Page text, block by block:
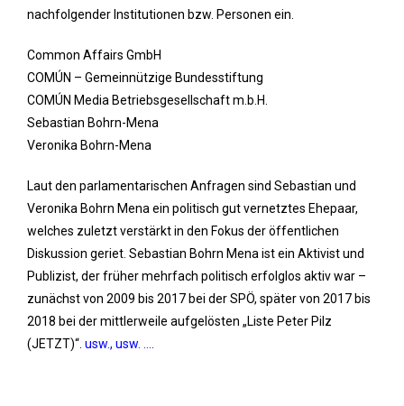
nachfolgender Institutionen bzw. Personen ein.
Common Affairs GmbH
COMÚN – Gemeinnützige Bundesstiftung
COMÚN Media Betriebsgesellschaft m.b.H.
Sebastian Bohrn-Mena
Veronika Bohrn-Mena
Laut den parlamentarischen Anfragen sind Sebastian und
Veronika Bohrn Mena ein politisch gut vernetztes Ehepaar,
welches zuletzt verstärkt in den Fokus der öffentlichen
Diskussion geriet. Sebastian Bohrn Mena ist ein Aktivist und
Publizist, der früher mehrfach politisch erfolglos aktiv war –
zunächst von 2009 bis 2017 bei der SPÖ, später von 2017 bis
2018 bei der mittlerweile aufgelösten „Liste Peter Pilz
(JETZT)“. usw., usw. ….